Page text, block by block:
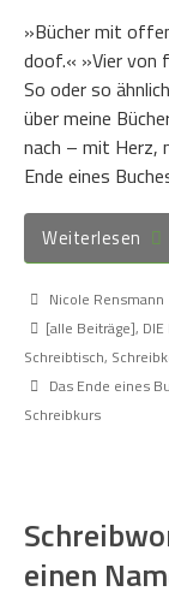
»Bücher mit
doof.« »Vier von
So oder so
über meine
nach – mit Herz,
Ende eines
Weiterlesen
Nicole Rensmann
[alle Beiträge],
Schreibtisch,
Das Ende eines
Schreibkurs
einen